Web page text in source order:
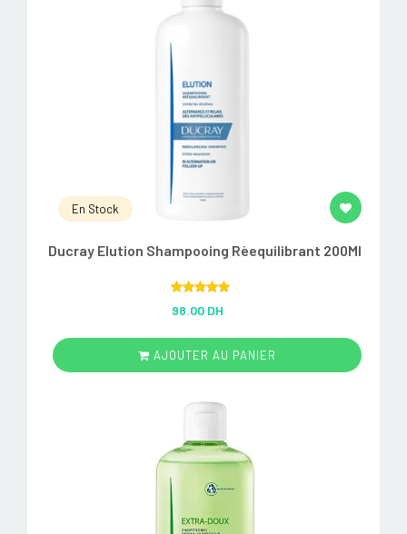
En Stock
Ducray Elution Shampooing Rèequilibrant 200Ml
out of 5
98.00 DH
AJOUTER AU PANIER